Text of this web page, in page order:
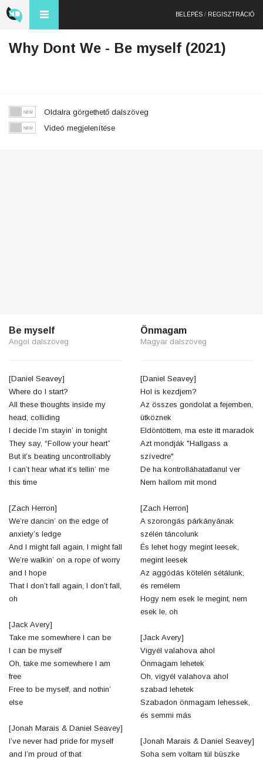
BELÉPÉS / REGISZTRÁCIÓ
Why Dont We - Be myself (2021)
Oldalra görgethető dalszöveg
Videó megjelenítése
Be myself
Angol dalszöveg
[Daniel Seavey]
Where do I start?
All these thoughts inside my
head, colliding
I decide I’m stayin’ in tonight
They say, “Follow your heart”
But it’s beating uncontrollably
I can’t hear what it’s tellin’ me
this time
[Zach Herron]
We’re dancin’ on the edge of
anxiety’s ledge
And I might fall again, I might fall
We’re walkin’ on a rope of worry
and I hope
That I don’t fall again, I don’t fall,
oh
[Jack Avery]
Take me somewhere I can be
I can be myself
Oh, take me somewhere I am
free
Free to be myself, and nothin’
else
[Jonah Marais & Daniel Seavey]
I’ve never had pride for myself
and I’m proud of that
Önmagam
Magyar dalszöveg
[Daniel Seavey]
Hol is kezdjem?
Az összes gondolat a fejemben,
ütköznek
Eldöntöttem, ma este itt maradok
Azt mondják "Hallgass a
szívedre"
De ha kontrolláhatatlanul ver
Nem hallom mit mond
[Zach Herron]
A szorongás párkányának
szélén táncolunk
És lehet hogy megint leesek,
megint leesek
Az aggódás kötelén sétálunk,
és remélem
Hogy nem esek le megint, nem
esek le, oh
[Jack Avery]
Vigyél valahova ahol
Önmagam lehetek
Oh, vigyél valahova ahol
szabad lehetek
Szabadon önmagam lehessek,
és semmi más
[Jonah Marais & Daniel Seavey]
Soha sem voltam túl büszke